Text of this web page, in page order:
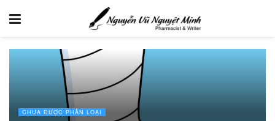
CHƯA ĐƯỢC PHÂN LOẠI